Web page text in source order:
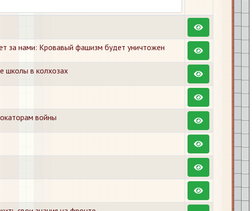
за нами: Кровавый фашизм будет уничтожен
школы в колхозах
войны